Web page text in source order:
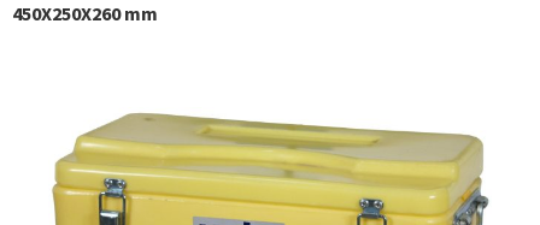
450X250X260 mm